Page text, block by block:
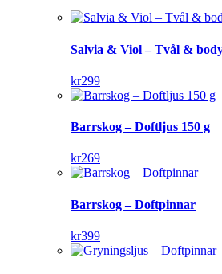
Salvia & Viol – Tvål &
kr299
Barrskog – Doftljus 150 g
kr269
Barrskog – Doftpinnar
kr399